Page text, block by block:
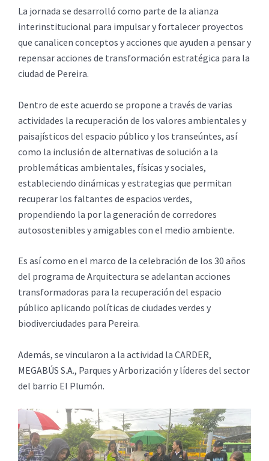
La jornada se desarrolló como parte de la alianza
interinstitucional para impulsar y fortalecer proyectos
que canalicen conceptos y acciones que ayuden a pensar y
repensar acciones de transformación estratégica para la
ciudad de Pereira.
Dentro de este acuerdo se propone a través de varias
actividades la recuperación de los valores ambientales y
paisajísticos del espacio público y los transeúntes, así
como la inclusión de alternativas de solución a la
problemáticas ambientales, físicas y sociales,
estableciendo dinámicas y estrategias que permitan
recuperar los faltantes de espacios verdes,
propendiendo la por la generación de corredores
autosostenibles y amigables con el medio ambiente.
Es así como en el marco de la celebración de los 30 años
del programa de Arquitectura se adelantan acciones
transformadoras para la recuperación del espacio
público aplicando políticas de ciudades verdes y
biodiverciudades para Pereira.
Además, se vincularon a la actividad la CARDER,
MEGABÚS S.A., Parques y Arborización y líderes del sector
del barrio El Plumón.